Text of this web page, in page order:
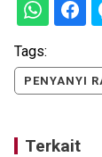
Tags:
PENYANYI
Terkait